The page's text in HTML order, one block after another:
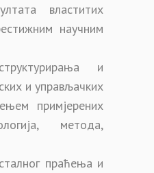
властитих
научним
и
и управљачких
примјерених
метода,
праћења и